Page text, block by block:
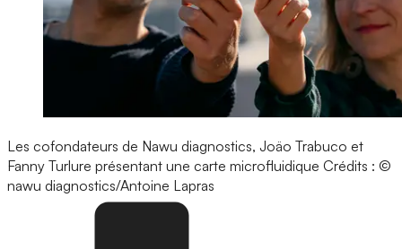
Les cofondateurs de Nawu diagnostics, Joäo Trabuco et
Fanny Turlure présentant une carte microfluidique Crédits : ©
nawu diagnostics/Antoine Lapras